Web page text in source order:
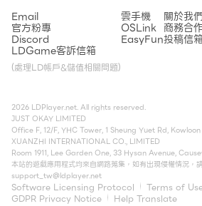
Email
官方粉專
Discord
LDGame客訴信箱
(處理LD帳戶&儲值相關問題)
雲手機
OSLink
EasyFun
關於我們
商務合
投稿信
2026 LDPlayer.net. All rights reserved.
JUST OKAY LIMITED
Office F, 12/F, YHC Tower, 1 Sheung Yuet Rd,
XUANZHI INTERNATIONAL CO., LIMITED
Room 1911, Lee Garden One, 33 Hysan Avenue,
本站的遊戲應用程式均來自網路蒐集，如有出現侵權情況，
support_tw@ldplayer.net
Software Licensing Protocol Terms of
GDPR Privacy Notice
Help Translate